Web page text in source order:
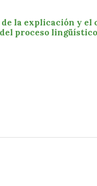
la explicación y el
proceso lingüístico